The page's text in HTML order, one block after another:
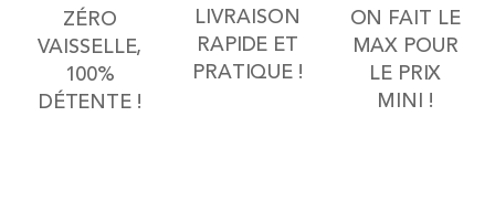
ZÉRO
VAISSELLE,
100%
DÉTENTE !
LIVRAISON
RAPIDE ET
PRATIQUE !
ON FAIT LE
MAX POUR
LE PRIX
MINI !